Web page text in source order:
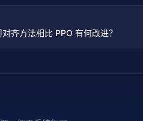
齐方法相比 PPO 有何改进？